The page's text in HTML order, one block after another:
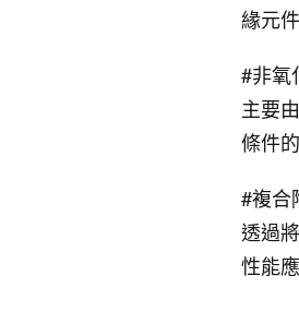
緣元
#非氧
主要
條件
#複合
透過
性能